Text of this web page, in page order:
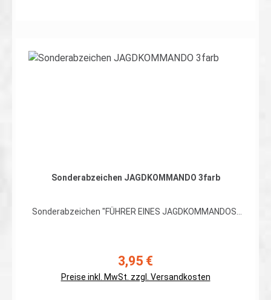
In den Warenkorb
Sonderabzeichen JAGDKOMMANDO 3farb
Sonderabzeichen "FÜHRER EINES JAGDKOMMANDOS"
Klett auf der Rückseite
Regulärer Preis:
3,95 €
Preise inkl. MwSt. zzgl. Versandkosten